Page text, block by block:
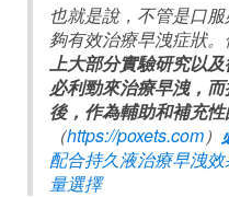
也就是說，不管是口
夠有效治療早洩症狀
上大部分實驗研究以
必利勁來治療早洩，
後，作為輔助和補充
（https://poxets.com）
配合持久液治療早洩
量選擇